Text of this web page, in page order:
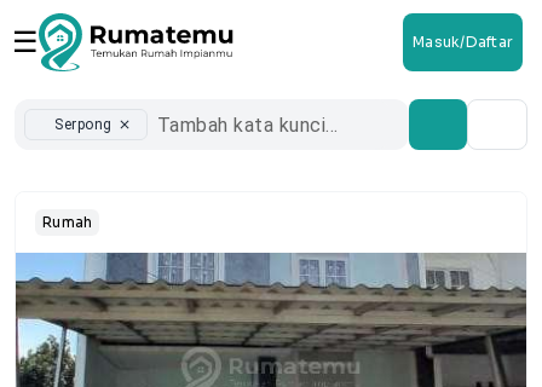
☰ Masuk/Daftar
Serpong close
Rumah